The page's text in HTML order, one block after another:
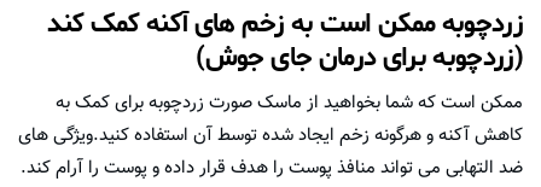
زردچوبه ممکن است به زخم های آکنه کمک کند
(زردچوبه برای درمان جای جوش)
ممکن است که شما بخواهید از ماسک صورت زردچوبه برای کمک به
کاهش آکنه و هرگونه زخم ایجاد شده توسط آن استفاده کنید.ویژگی های
ضد التهابی می تواند منافذ پوست را هدف قرار داده و پوست را آرام کند.